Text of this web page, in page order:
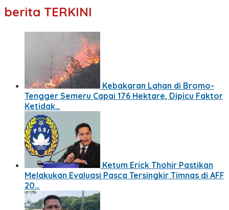
berita TERKINI
Kebakaran Lahan di Bromo-
Tengger Semeru Capai 176 Hektare, Dipicu Faktor
Ketidak…
Ketum Erick Thohir Pastikan
Melakukan Evaluasi Pasca Tersingkir Timnas di AFF
20…